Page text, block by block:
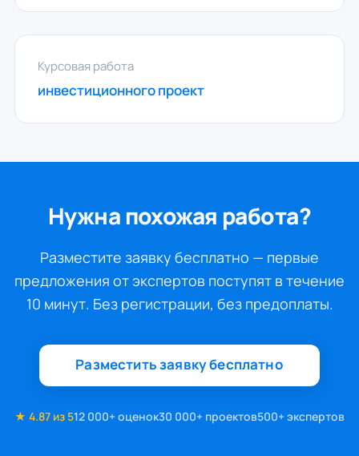
Курсовая работа
инвестиционного проект
Нужна похожая работа?
Разместите заявку бесплатно — первые
предложения от экспертов поступят в течение
10 минут. Без регистрации, без предоплаты.
Разместить заявку бесплатно
★ 4.87 из 512 000+ оценок30 000+ проектов500+ экспертов